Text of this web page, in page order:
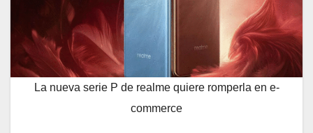
La nueva serie P de realme quiere romperla en e-
commerce